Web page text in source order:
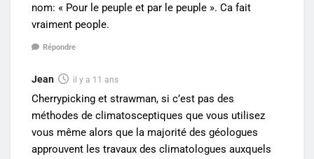
nom: « Pour le peuple et par le peuple ». Ca fait
vraiment people.
Répondre
Jean il y a 11 ans
Cherrypicking et strawman, si c’est pas des
méthodes de climatosceptiques que vous utilisez
vous même alors que la majorité des géologues
approuvent les travaux des climatologues auxquels